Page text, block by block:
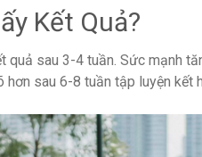
Kết Quả?
sau 3-4 tuần. Sức mạnh
sau 6-8 tuần tập luyện kết